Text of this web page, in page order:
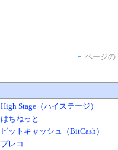
ページの
High Stage（ハイステージ）
はちねっと
ビットキャッシュ（BitCash）
プレコ